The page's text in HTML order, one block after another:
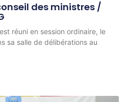
des ministres /
réuni en session ordinaire, le
sa salle de délibérations au